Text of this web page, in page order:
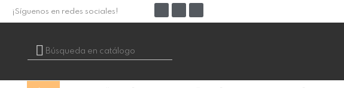
¡Síguenos en redes sociales!
